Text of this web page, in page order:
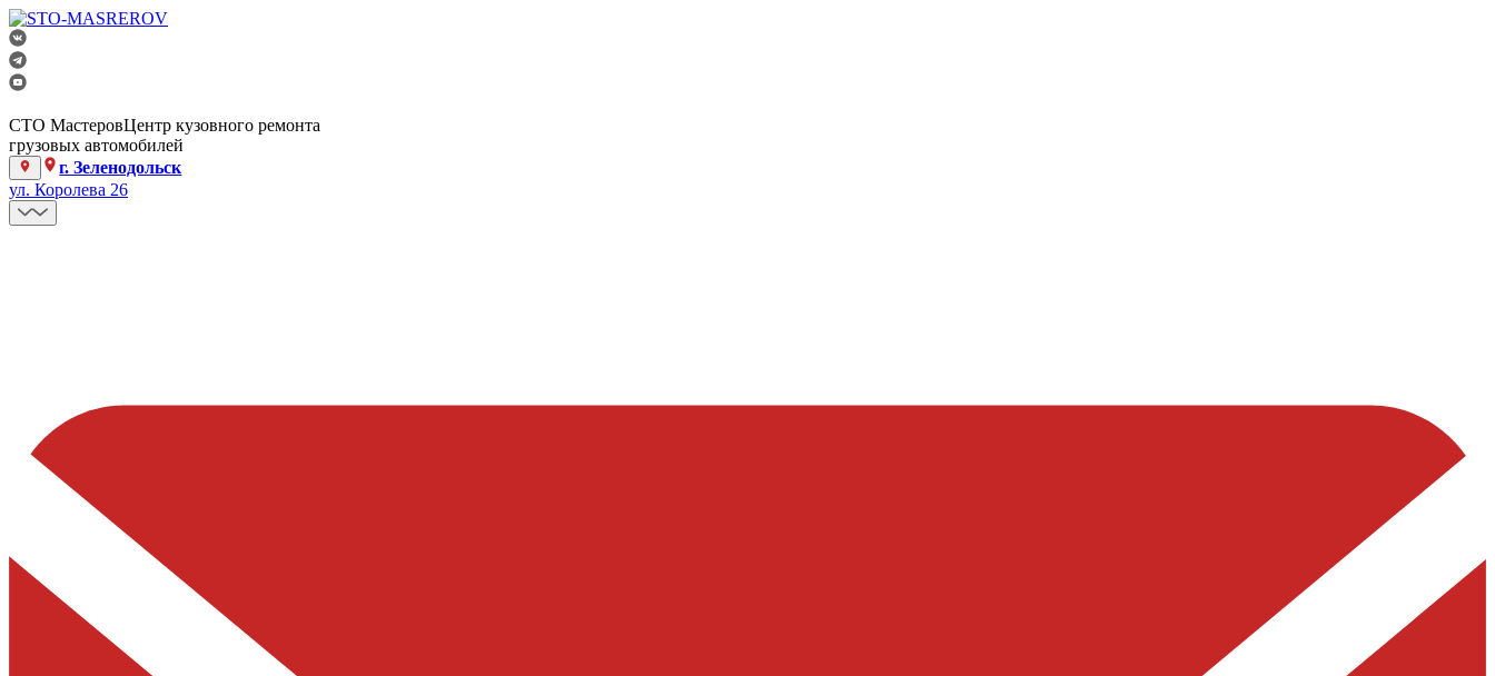
СТО МастеровЦентр кузовного ремонта
грузовых автомобилей
г. Зеленодольск
ул. Королева 26